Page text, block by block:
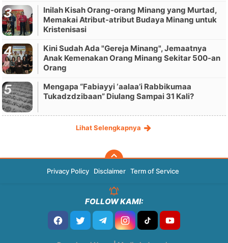
Inilah Kisah Orang-orang Minang yang Murtad,
Memakai Atribut-atribut Budaya Minang untuk
Kristenisasi
Kini Sudah Ada "Gereja Minang", Jemaatnya
Anak Kemenakan Orang Minang Sekitar 500-an
Orang
Mengapa “Fabiayyi ‘aalaa’i Rabbikumaa
Tukadzdzibaan” Diulang Sampai 31 Kali?
Lihat Selengkapnya
Privacy Policy Disclaimer Term of Service
FOLLOW KAMI: